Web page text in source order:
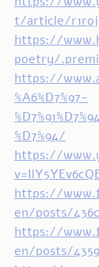
t/article/
https://
poetry/
https://
%A6%D7%97-
%D7%94/
https://
https://
en/posts/
https://
en/posts/